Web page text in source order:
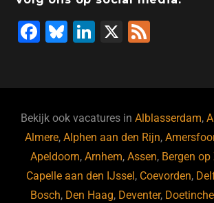
F
b
o
o
k
Bl
ky
Li
dI
n
X
Bekijk ook vacatures inAlblasserdam,
Almere,Alphen aan den Rijn,
Apeldoorn,Arnhem,Assen, Bergen
Capelle aan den IJssel , Coevorden,
Bosch, Den Haag, Deventer,